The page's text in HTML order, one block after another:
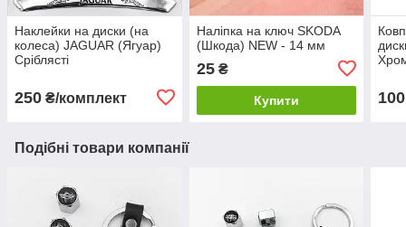
Наклейки на диски (на
колеса) JAGUAR (Ягуар)
Сріблясті
250 ₴/комплект
Наліпка на ключ SKODA
(Шкода) NEW - 14 мм
25₴
Купити 100
Подібні товари компанії